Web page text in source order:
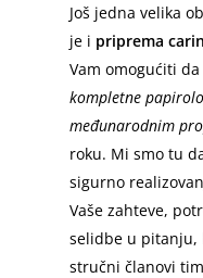
Još jedna velika
je i priprema
Vam omogućiti
kompletne
međunarodnim
roku. Mi smo tu
sigurno
Vaše zahteve,
selidbe u pitanju,
stručni članovi